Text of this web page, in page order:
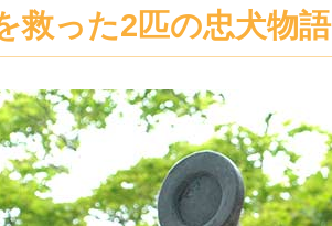
救った2匹の忠犬物語